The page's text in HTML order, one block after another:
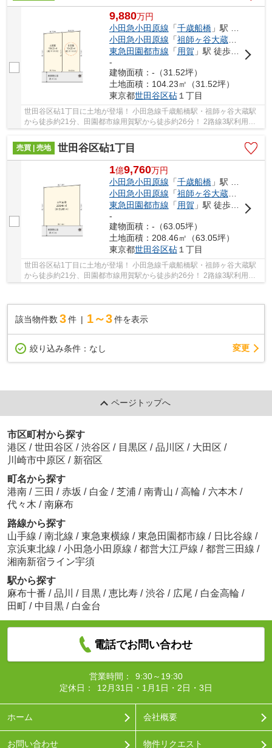
9,880万円
小田急小田原線 「千歳船橋」駅 徒歩21分
小田急小田原線 「祖師ヶ谷大蔵」駅 徒歩
東急田園都市線 「用賀 」駅 徒歩26分
-
建物面積：-（31.52坪）
土地面積：104.23㎡（31.52坪）
東京都世田谷区砧１丁目
世田谷区砧1丁目に土地が登場！ 小田急線千歳船橋駅・祖師ヶ谷大蔵駅
から徒歩約21分、田園都市線用賀駅から徒歩約26分！ 2路線3駅利用可
売買 | 売地
世田谷区砧1丁目
1億9,760万円
小田急小田原線 「千歳船橋」駅 徒歩21分
小田急小田原線 「祖師ヶ谷大蔵」駅 徒歩
東急田園都市線 「 用賀 」駅 徒歩26分
-
建物面積：-（63.05坪）
土地面積：208.46㎡（63.05坪）
東京都世田谷区砧１丁目
世田谷区砧1丁目に土地が登場！ 小田急線千歳船橋駅・祖師ヶ谷大蔵駅
から徒歩約21分、田園都市線用賀駅から徒歩約26分！ 2路線3駅利用可
該当物件数 3件 1～3 件を表示
絞り込み条件： なし 変更
ページトップへ
市区町村から探す
港区 / 世田谷区 / 渋谷区 / 目黒区 / 品川区 / 大田区 /
川崎市中原区 / 新宿区
町名から探す
港南 / 三田 / 赤坂 / 白金 / 芝浦 / 南青山 / 高輪 / 六本木 /
代々木 / 南麻布
路線から探す
山手線 / 南北線 / 東急東横線 / 東急田園都市線 / 日比谷線 /
京浜東北線 / 小田急小田原線 / 都営大江戸線 / 都営三田線 /
湘南新宿ライン宇須
駅から探す
麻布十番 / 品川 / 目黒 / 恵比寿 / 渋谷 / 広尾 / 白金高輪 /
田町
/ 中目黒 / 白金台
電話でお問い合わせ
営業時間：
9:30～19:30
定休日：
12月31日・1月1日・2日・3日
ホーム 会社概要
お問い合わせ 物件リクエスト